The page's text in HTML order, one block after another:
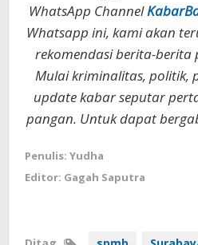
WhatsApp Channel
Whatsapp ini, kami akan
rekomendasi berita-berita
Mulai kriminalitas, politik,
update kabar seputar
pangan. Untuk dapat
Penulis: Yudha
Editor: Gagah Saputra